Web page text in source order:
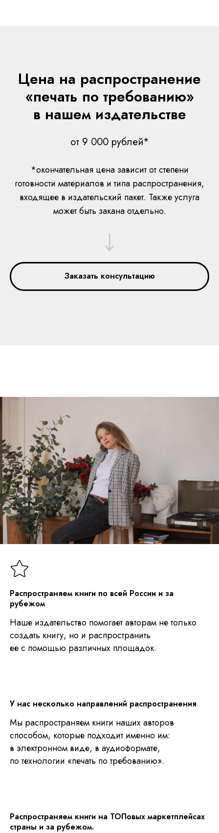
Цена на распространение
«печать по требованию»
в нашем издательстве
от 9 000 рублей*
*окончательная цена зависит от степени
готовности материалов и типа распространения,
входящее в издательский пакет. Также услуга
может быть закана отдельно.
Заказать консультацию
Распространяем книги по всей России и за
рубежом
Наше издательство помогает авторам не только
создать книгу, но и распространить
ее с помощью различных площадок.
У нас несколько направлений распространения
Мы распространяем книги наших авторов
способом, которые подходит именно им:
в электронном виде, в аудиоформате,
по технологии «печать по требованию».
Распространяем книги на ТОПовых маркетплейсах
страны и за рубежом.